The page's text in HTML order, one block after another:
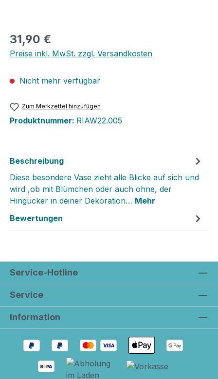
31,90 €
Preise inkl. MwSt. zzgl. Versandkosten
Nicht mehr verfügbar
Zum Merkzettel hinzufügen
Produktnummer: RIAW22.005
Beschreibung
Diese besondere Vase zieht alle Blicke auf sich und
wird ,ob mit Blümchen oder auch ohne, der
Hingucker in deiner Dekoration… Mehr
Bewertungen
Service-Hotline
Service
Information